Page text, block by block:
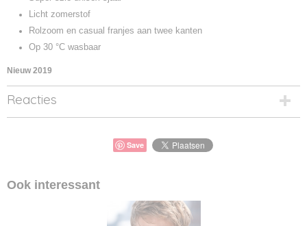
Licht zomerstof
Rolzoom en casual franjes aan twee kanten
Op 30 °C wasbaar
Nieuw 2019
Reacties
Save
Ook interessant